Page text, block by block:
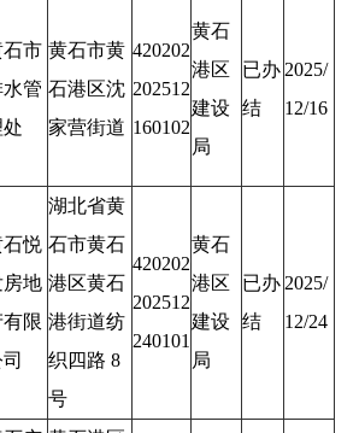
石市
管
黄石市黄
石港区沈
家营街道
420202
202512
160102
黄石
港区
建设
局
已办
结
2025/
12/16
石悦
房地
有限
湖北省黄
石市黄石
港区黄石
港街道纺
织四路 8
号
420202
202512
240101
黄石
港区
建设
局
已办
结
2025/
12/24